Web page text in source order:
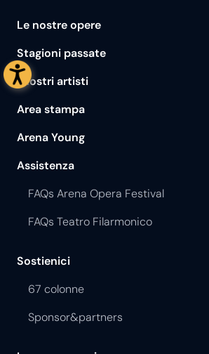
Le nostre opere
Stagioni passate
I nostri artisti
Area stampa
Arena Young
Assistenza
FAQs Arena Opera Festival
FAQs Teatro Filarmonico
Sostienici
67 colonne
Sponsor&partners